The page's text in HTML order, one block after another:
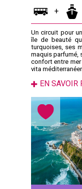
+
Un circuit pour
île de beauté
turquoises, ses
maquis parfumé,
confort entre
vita
EN SAVOIR